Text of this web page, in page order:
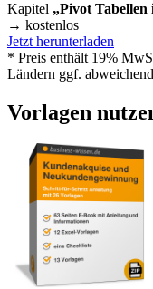
Kapitel „Pivot Tabellen
→ kostenlos
Jetzt herunterladen
* Preis enthält 19%
Ländern ggf.
Vorlagen